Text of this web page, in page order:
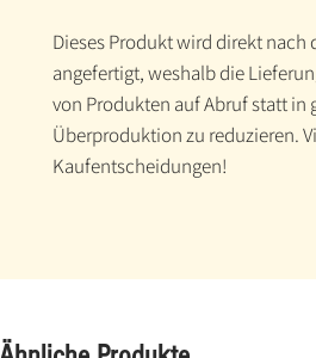
Dieses Produkt wird direkt
angefertigt, weshalb die
von Produkten auf Abruf statt in
Überproduktion zu reduzieren.
Kaufentscheidungen!